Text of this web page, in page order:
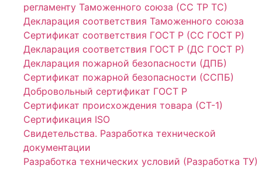
регламенту Таможенного союза (СС ТР ТС)
Декларация соответствия Таможенного союза
Сертификат соответствия ГОСТ Р (СС ГОСТ Р)
Декларация соответствия ГОСТ Р (ДС ГОСТ Р)
Декларация пожарной безопасности (ДПБ)
Сертификат пожарной безопасности (ССПБ)
Добровольный сертификат ГОСТ Р
Сертификат происхождения товара (СТ-1)
Сертификация ISO
Свидетельства. Разработка технической
документации
Разработка технических условий (Разработка ТУ)